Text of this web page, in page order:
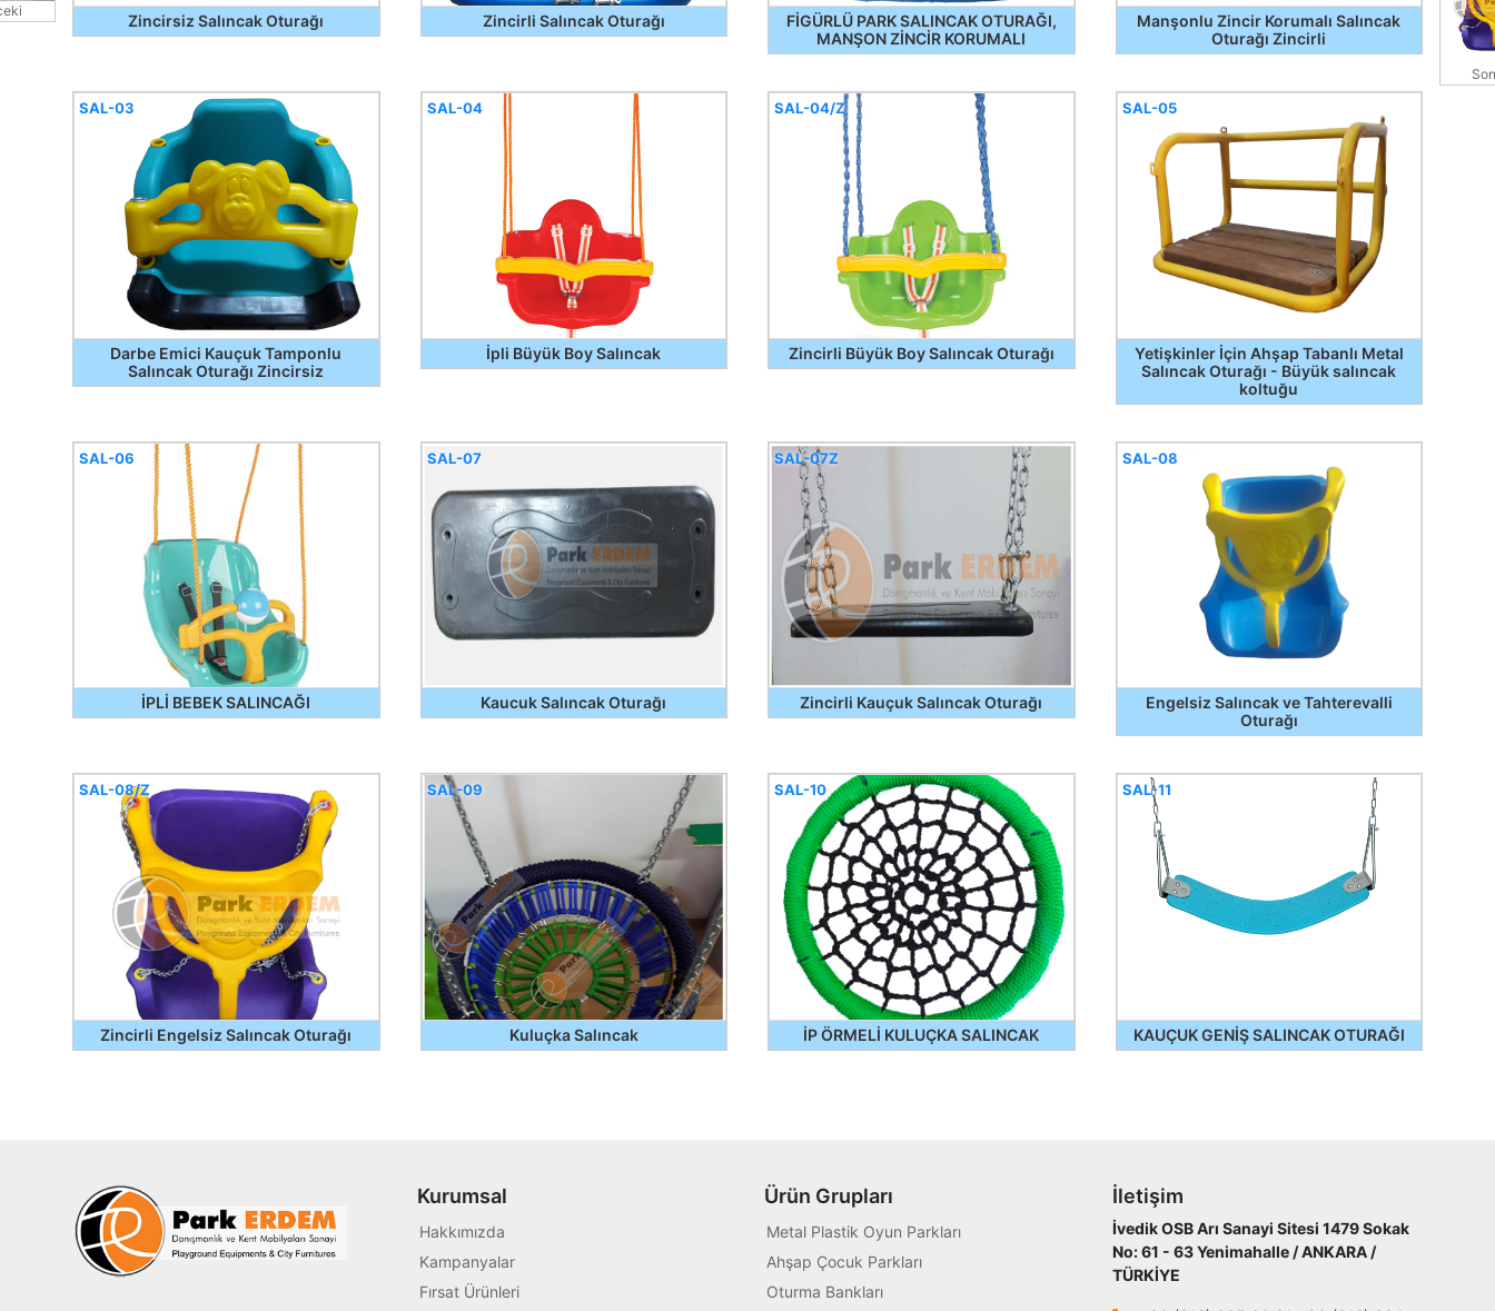
Zincirsiz Salıncak Oturağı Zincirli Salıncak Oturağı
FİGÜRLÜ PARK SALINCAK OTURAĞI,
MANŞON ZİNCİR KORUMALI
Manşonlu Zincir Korumalı Salıncak
Oturağı Zincirli
Darbe Emici Kauçuk Tamponlu
Salıncak Oturağı Zincirsiz
SAL-03
İpli Büyük Boy Salıncak
SAL-04
Zincirli Büyük Boy Salıncak Oturağı
SAL-04/Z
Yetişkinler İçin Ahşap Tabanlı Metal
Salıncak Oturağı - Büyük salıncak
koltuğu
SAL-05
İPLİ BEBEK SALINCAĞI
SAL-06
Kaucuk Salıncak Oturağı
SAL-07
Zincirli Kauçuk Salıncak Oturağı
SAL-07Z
Engelsiz Salıncak ve Tahterevalli
Oturağı
SAL-08
Zincirli Engelsiz Salıncak Oturağı
SAL-08/Z
Kuluçka Salıncak
SAL-09
İP ÖRMELİ KULUÇKA SALINCAK
SAL-10
KAUÇUK GENİŞ SALINCAK OTURAĞI
SAL-11
Kurumsal
Hakkımızda
Kampanyalar
Fırsat Ürünleri
Ürün Grupları
Metal Plastik Oyun Parkları
Ahşap Çocuk Parkları
Oturma Bankları
İletişim
İvedik OSB Arı Sanayi Sitesi 1479 Sokak
No: 61 - 63 Yenimahalle / ANKARA /
TÜRKİYE